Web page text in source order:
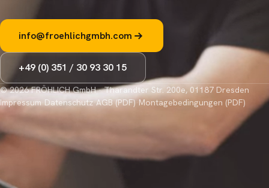
info@froehlichgmbh.com
+49 (0) 351 / 30 93 30 15
© 2026 FRÖHLICH GmbH · Tharandter Str. 200e, 01187 Dresden
Impressum·Datenschutz·AGB (PDF)·Montagebedingungen (PDF)